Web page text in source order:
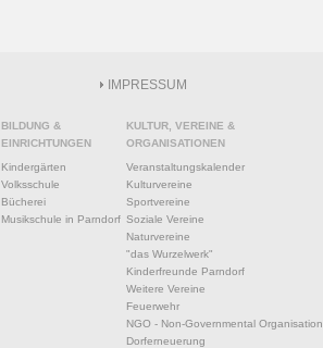
IMPRESSUM
BILDUNG &
EINRICHTUNGEN
Kindergärten
Volksschule
Bücherei
Musikschule in Parndorf
KULTUR, VEREINE &
ORGANISATIONEN
Veranstaltungskalender
Kulturvereine
Sportvereine
Soziale Vereine
Naturvereine
"das Wurzelwerk"
Kinderfreunde Parndorf
Weitere Vereine
Feuerwehr
NGO - Non-Governmental Organisation
Dorferneuerung